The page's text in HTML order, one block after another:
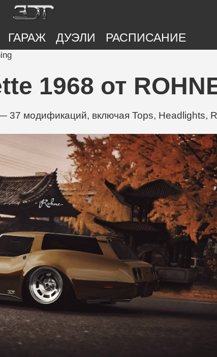
ГАРАЖ ДУЭЛИ РАСПИСАНИЕ
1968 от
модификаций, включая Tops, Headlights,